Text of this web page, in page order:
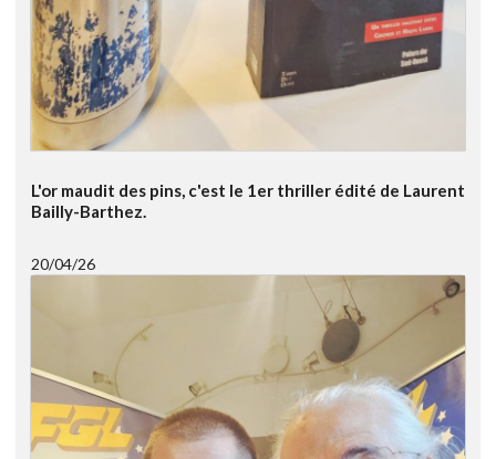
L'or maudit des pins, c'est le 1er thriller édité de Laurent
Bailly-Barthez.
20/04/26